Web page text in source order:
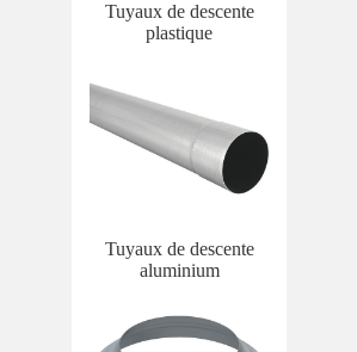
Tuyaux de descente
plastique
Tuyaux de descente
aluminium